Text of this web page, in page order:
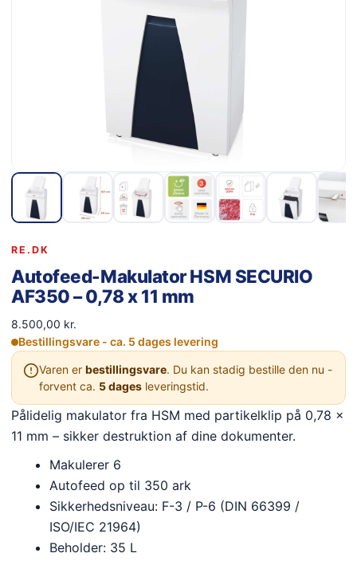
RE.DK
Autofeed-Makulator HSM SECURIO
AF350 – 0,78 x 11 mm
8.500,00 kr.
Bestillingsvare - ca. 5 dages levering
Varen er bestillingsvare. Du kan stadig bestille den nu -
forvent ca. 5 dages leveringstid.
Pålidelig makulator fra HSM med partikelklip på 0,78 x
11 mm – sikker destruktion af dine dokumenter.
Makulerer 6
Autofeed op til 350 ark
Sikkerhedsniveau: F-3 / P-6 (DIN 66399 /
ISO/IEC 21964)
Beholder: 35 L